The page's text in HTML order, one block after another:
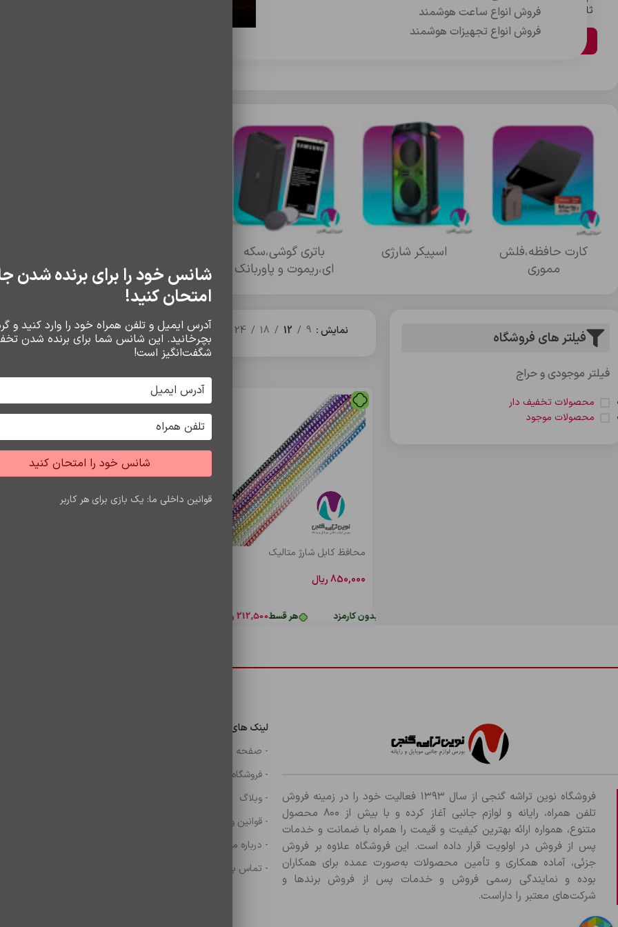
فروش انواع ساعت هوشمند
فروش انواع تجهیزات هوشمند
روز ساعت ثانیه
مشاهده محصولات
کارت حافظه،فلش
مموري
اسپيکر شارژي
باتري گوشي،سکه
اي،ريموت و پاوربانک
فیلتر های فروشگاه
فیلتر موجودی و حراج
محصولات تخفیف دار
محصولات موجود
نمایش 9
12
18
24
هر قسط212,500ریال خرید قسطی با ترب‌پی بدون کارمزد
محافظ کابل شارژ متاليک
850,000ریال
فروشگاه نوین تراشه گنجی از سال ۱۳۹۳ فعالیت خود را در زمینه فروش
تلفن همراه، رایانه و لوازم جانبی آغاز کرده و با بیش از ۸۰۰ محصول
متنوع، همواره ارائه بهترین کیفیت و قیمت را همراه با ضمانت و خدمات
پس از فروش در اولویت قرار داده است. این فروشگاه علاوه بر فروش
جزئی، آماده همکاری و تأمین محصولات به‌صورت عمده برای همکاران
بوده و نمایندگی رسمی فروش و خدمات پس از فروش برندها و
شرکت‌های معتبر را داراست.
لینک های مهم
- صفحه اصلی
- فروشگاه
- وبلاگ
- قوانین و مقررات
- درباره ما
- تماس با ما
شانس خود را برای برنده شدن
امتحان کنید!
آدرس ایمیل و تلفن همراه خود را وارد کنید و
بچرخانید. این شانس شما برای برنده شدن
شگفت‌انگیز است!
شانس خود را امتحان کنید
قوانین داخلی ما: یک بازی برای هر کاربر